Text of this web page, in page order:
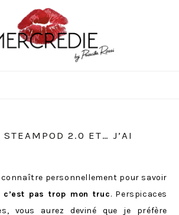
STEAMPOD 2.0 ET… J’AI
connaître personnellement pour savoir
pas trop mon truc. Perspicaces
vous aurez deviné que je préfère